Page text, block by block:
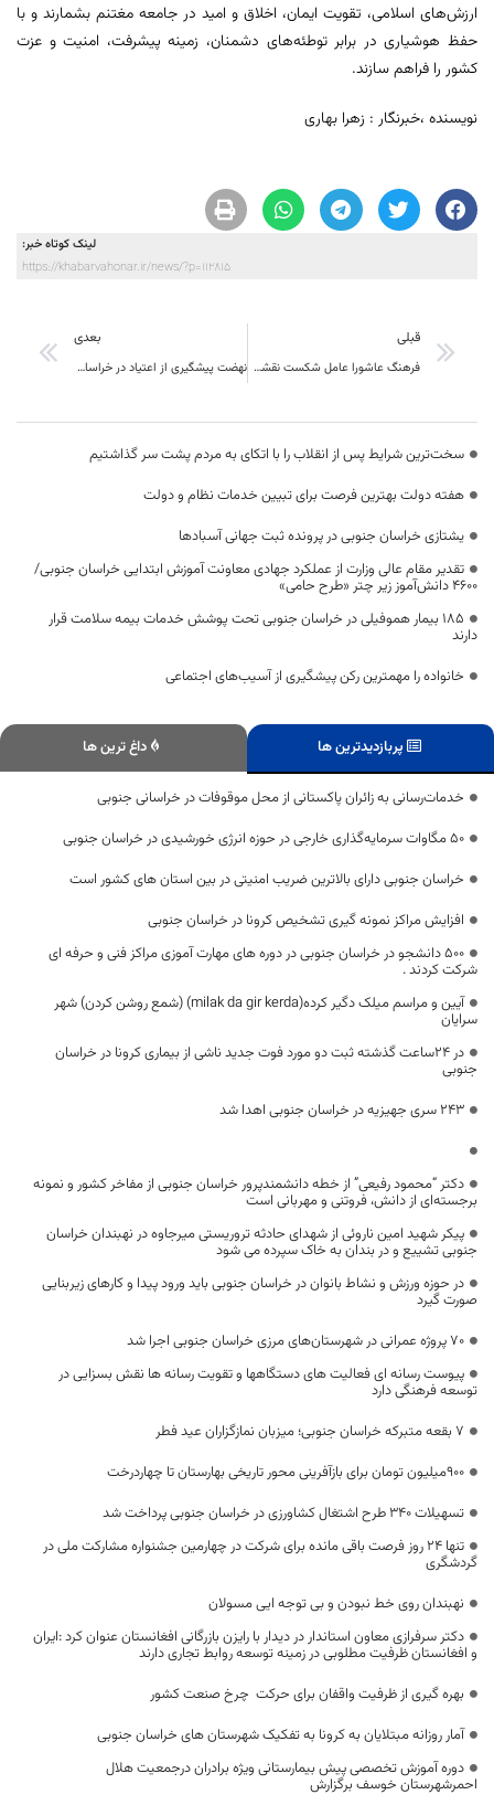
ارزش‌های اسلامی، تقویت ایمان، اخلاق و امید در جامعه مغتنم بشمارند و با
حفظ هوشیاری در برابر توطئه‌های دشمنان، زمینه پیشرفت، امنیت و عزت
کشور را فراهم سازند.
نویسنده ،خبرنگار : زهرا بهاری
لینک کوتاه خبر:
https://khabarvahonar.ir/news/?p=112815
قبلی
فرهنگ عاشورا عامل شکست نقشه‌های دشمنان
بعدی
نهضت پیشگیری از اعتیاد در خراسان جنوبی آغاز شد
سخت‌ترین شرایط پس از انقلاب را با اتکای به مردم پشت سر گذاشتیم
هفته دولت بهترین فرصت برای تبیین خدمات نظام و دولت
یشتازی خراسان جنوبی در پرونده ثبت جهانی آسبادها
تقدیر مقام عالی وزارت از عملکرد جهادی معاونت آموزش ابتدایی خراسان جنوبی/
۴۶۰۰ دانش‌آموز زیر چتر «طرح حامی»
۱۸۵ بیمار هموفیلی در خراسان جنوبی تحت پوشش خدمات بیمه سلامت قرار
دارند
خانواده را مهمترین رکن پیشگیری از آسیب‌های اجتماعی
پربازدیدترین ها داغ ترین ها
خدمات‌رسانی به زائران پاکستانی از محل موقوفات در خراسانی جنوبی
۵۰ مگاوات سرمایه‌گذاری خارجی در حوزه انرژی خورشیدی در خراسان جنوبی
خراسان جنوبی دارای بالاترین ضریب امنیتی در بین استان های کشور است
افزایش مراکز نمونه گیری تشخیص کرونا در خراسان جنوبی
۵۰۰ دانشجو در خراسان جنوبی در دوره های مهارت آموزی مراکز فنی و حرفه ای
شرکت کردند .
آیین و مراسم میلک دگیر کرده(milak da gir kerda) (شمع روشن کردن) شهر
سرایان
در ۲۴ساعت گذشته ثبت دو مورد فوت جدید ناشی از بیماری کرونا در خراسان
جنوبی
۲۴۳ سری جهیزیه در خراسان جنوبی اهدا شد
دکتر “محمود رفیعی” از خطه دانشمندپرور خراسان جنوبی از مفاخر کشور و نمونه
برجسته‌ای از دانش، فروتنی و مهربانی است
پیکر شهید امین ناروئی از شهدای حادثه تروریستی میرجاوه در نهبندان خراسان
جنوبی تشییع و در بندان به خاک سپرده می شود
در حوزه ورزش و نشاط بانوان در خراسان جنوبی باید ورود پیدا و کارهای زیربنایی
صورت گیرد
۷۰ پروژه عمرانی در شهرستان‌های مرزی خراسان جنوبی اجرا شد
پیوست رسانه ای فعالیت های دستگاهها و تقویت رسانه ها نقش بسزایی در
توسعه فرهنگی دارد
7 بقعه متبرکه خراسان جنوبی؛ میزبان نمازگزاران عید فطر
۹۰۰میلیون تومان برای بازآفرینی محور تاریخی بهارستان تا چهاردرخت
تسهیلات 340 طرح اشتغال کشاورزی در خراسان جنوبی پرداخت شد
تنها 24 روز فرصت باقی مانده برای شرکت در چهارمین جشنواره مشارکت ملی در
گردشگری
نهبندان روی خط نبودن و بی توجه ایی مسولان
دکتر سرفرازی معاون استاندار در دیدار با رایزن بازرگانی افغانستان عنوان کرد :ایران
و افغانستان ظرفیت مطلوبی در زمینه توسعه روابط تجاری دارند
بهره گیری از ظرفیت واقفان برای حرکت چرخ صنعت کشور
آمار روزانه مبتلایان به کرونا به تفکیک شهرستان های خراسان جنوبی
دوره آموزش تخصصی پیش بیمارستانی ویژه برادران درجمعیت هلال
احمرشهرستان خوسف برگزارش